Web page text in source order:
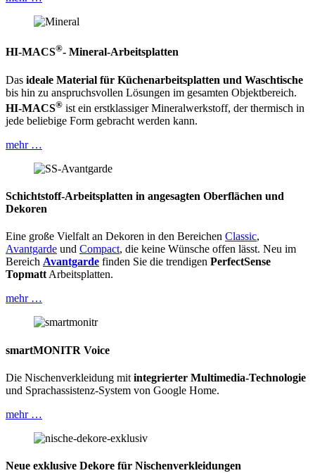
HI-MACS®- Mineral-Arbeitsplatten
Das ideale Material für Küchenarbeitsplatten und Waschtische
bis hin zu anspruchsvollen Lösungen im gesamten Objektbereich.
HI-MACS® ist ein erstklassiger Mineralwerkstoff, der thermisch in
jede beliebige Form gebracht werden kann.
mehr …
Schichtstoff-Arbeitsplatten in angesagten Oberflächen und
Dekoren
Eine große Vielfalt an Dekoren in den Bereichen Classic,
Avantgarde und Compact, die keine Wünsche offen lässt. Neu im
Bereich Avantgarde finden Sie die trendigen PerfectSense
Topmatt Arbeitsplatten.
mehr …
smartMONITR Voice
Die Nischenverkleidung mit integrierter Multimedia-Technologie
und Sprachassistenz-System von Google Home.
mehr …
Neue exklusive Dekore für Nischenverkleidungen